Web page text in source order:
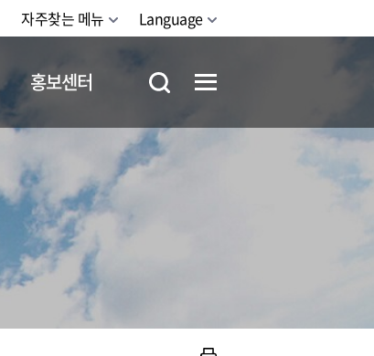
자주찾는 메뉴 Language
홍보센터